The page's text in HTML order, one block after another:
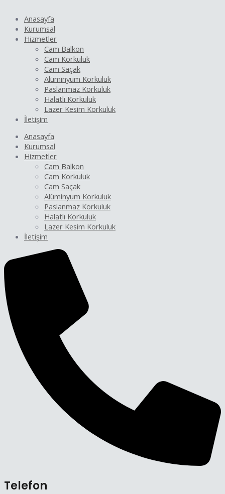
Anasayfa
Kurumsal
Hizmetler
Cam Balkon
Cam Korkuluk
Cam Saçak
Alüminyum Korkuluk
Paslanmaz Korkuluk
Halatlı Korkuluk
Lazer Kesim Korkuluk
İletişim
Anasayfa
Kurumsal
Hizmetler
Cam Balkon
Cam Korkuluk
Cam Saçak
Alüminyum Korkuluk
Paslanmaz Korkuluk
Halatlı Korkuluk
Lazer Kesim Korkuluk
İletişim
Telefon